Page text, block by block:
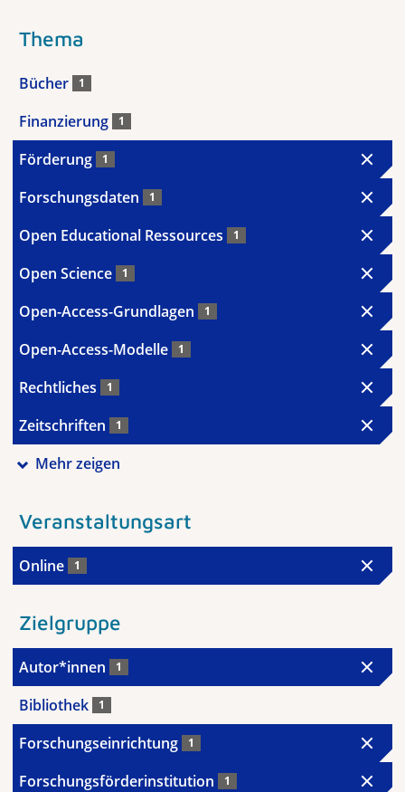
Thema
Bücher 1
Finanzierung 1
Förderung 1
Forschungsdaten 1
Open Educational Ressources 1
Open Science 1
Open-Access-Grundlagen 1
Open-Access-Modelle 1
Rechtliches 1
Zeitschriften 1
Mehr zeigen
Veranstaltungsart
Online 1
Zielgruppe
Autor*innen 1
Bibliothek 1
Forschungseinrichtung 1
Forschungsförderinstitution 1